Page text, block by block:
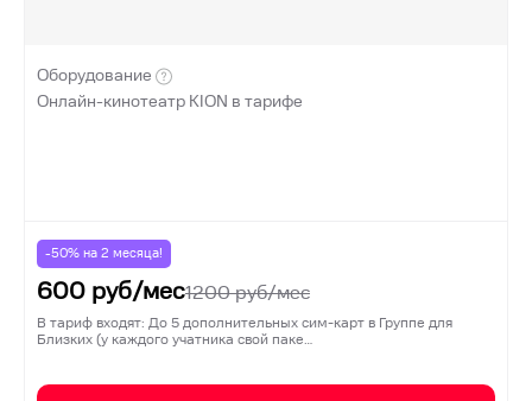
Оборудование
Онлайн-кинотеатр KION в тарифе
-50% на 2 месяца!
600 руб/мес1200руб/мес
В тариф входят: До 5 дополнительных сим-карт в Группе для
Близких (у каждого учатника свой паке…